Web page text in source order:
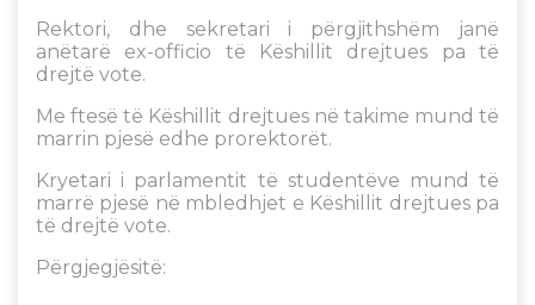
Rektori, dhe sekretari i përgjithshëm janë
anëtarë ex-officio të Këshillit drejtues pa të
drejtë vote.
Me ftesë të Këshillit drejtues në takime mund të
marrin pjesë edhe prorektorët.
Kryetari i parlamentit të studentëve mund të
marrë pjesë në mbledhjet e Këshillit drejtues pa
të drejtë vote.
Përgjegjësitë: